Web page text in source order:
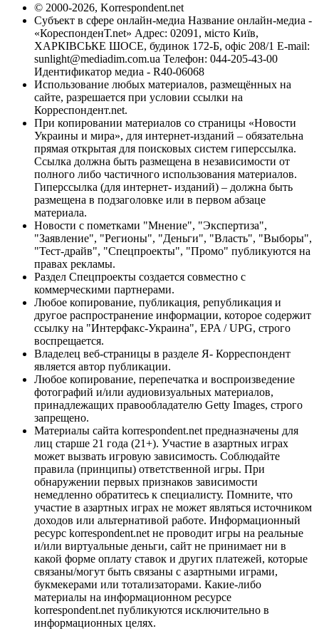
© 2000-2026, Korrespondent.net
Субъект в сфере онлайн-медиа Название онлайн-медиа -
«КореспонденТ.net» Адрес: 02091, місто Київ,
ХАРКІВСЬКЕ ШОСЕ, будинок 172-Б, офіс 208/1 E-mail:
sunlight@mediadim.com.ua Телефон: 044-205-43-00
Идентификатор медиа - R40-06068
Использование любых материалов, размещённых на
сайте, разрешается при условии ссылки на
Корреспондент.net.
При копировании материалов со страницы «Новости
Украины и мира», для интернет-изданий – обязательна
прямая открытая для поисковых систем гиперссылка.
Ссылка должна быть размещена в независимости от
полного либо частичного использования материалов.
Гиперссылка (для интернет- изданий) – должна быть
размещена в подзаголовке или в первом абзаце
материала.
Новости с пометками "Мнение", "Экспертиза",
"Заявление", "Регионы", "Деньги", "Власть", "Выборы",
"Тест-драйв", "Спецпроекты", "Промо" публикуются на
правах рекламы.
Раздел Спецпроекты создается совместно с
коммерческими партнерами.
Любое копирование, публикация, републикация и
другое распространение информации, которое содержит
ссылку на "Интерфакс-Украина", EPA / UPG, строго
воспрещается.
Владелец веб-страницы в разделе Я- Корреспондент
является автор публикации.
Любое копирование, перепечатка и воспроизведение
фотографий и/или аудиовизуальных материалов,
принадлежащих правообладателю Getty Images, строго
запрещено.
Материалы сайта korrespondent.net предназначены для
лиц старше 21 года (21+). Участие в азартных играх
может вызвать игровую зависимость. Соблюдайте
правила (принципы) ответственной игры. При
обнаружении первых признаков зависимости
немедленно обратитесь к специалисту. Помните, что
участие в азартных играх не может являться источником
доходов или альтернативой работе. Информационный
ресурс korrespondent.net не проводит игры на реальные
и/или виртуальные деньги, сайт не принимает ни в
какой форме оплату ставок и других платежей, которые
связаны/могут быть связаны с азартными играми,
букмекерами или тотализаторами. Какие-либо
материалы на информационном ресурсе
korrespondent.net публикуются исключительно в
информационных целях.